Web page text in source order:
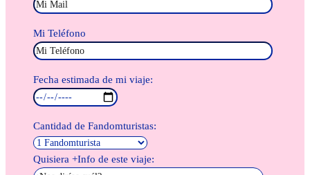
Mi Teléfono
Fecha estimada de mi viaje:
Cantidad de Fandomturistas:
Quisiera +Info de este viaje: